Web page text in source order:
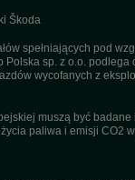
Škoda
spełniających pod
sp. z o.o.
wycofanych z
muszą być
paliwa i emisji CO2